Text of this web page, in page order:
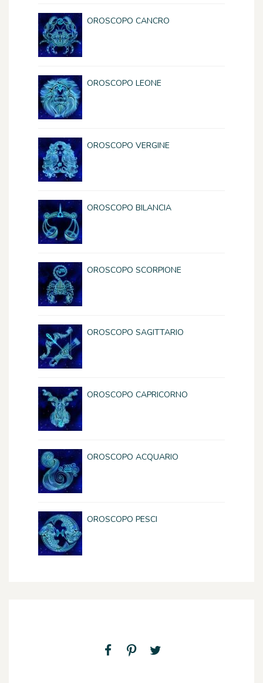
OROSCOPO CANCRO
OROSCOPO LEONE
OROSCOPO VERGINE
OROSCOPO BILANCIA
OROSCOPO SCORPIONE
OROSCOPO SAGITTARIO
OROSCOPO CAPRICORNO
OROSCOPO ACQUARIO
OROSCOPO PESCI